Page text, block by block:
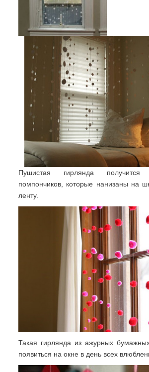
Пушистая гирлянда
помпончиков, которые нанизаны на
ленту.
Такая гирлянда из ажурных
появиться на окне в день всех